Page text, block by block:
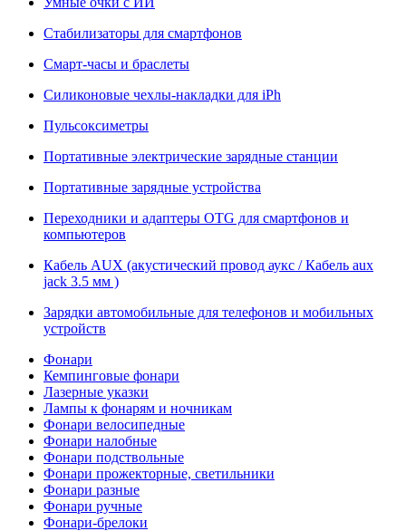
Стабилизаторы для смартфонов
Смарт-часы и браслеты
Силиконовые чехлы-накладки для iPh
Пульсоксиметры
Портативные электрические зарядные станции
Портативные зарядные устройства
Переходники и адаптеры OTG для смартфонов и
компьютеров
Кабель AUX (акустический провод аукс / Кабель aux
jack 3.5 мм )
Зарядки автомобильные для телефонов и мобильных
устройств
Фонари
Кемпинговые фонари
Лазерные указки
Лампы к фонарям и ночникам
Фонари велосипедные
Фонари налобные
Фонари подствольные
Фонари прожекторные, светильники
Фонари разные
Фонари ручные
Фонари-брелоки